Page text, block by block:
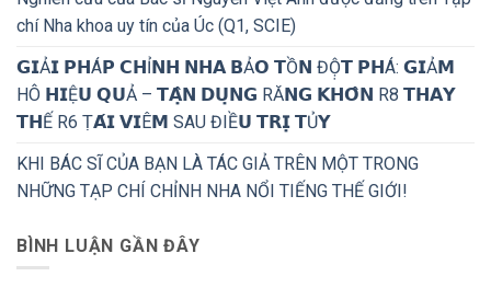
chí Nha khoa uy tín của Úc (Q1, SCIE)
𝗚𝗜Ả𝗜 𝗣𝗛Á𝗣 𝗖𝗛Ỉ𝗡𝗛 𝗡𝗛𝗔 𝗕Ả𝗢 𝗧Ồ𝗡 ĐỘ̣𝗧 𝗣𝗛Á: 𝗚𝗜Ả𝗠
HÔ 𝗛𝗜Ệ𝗨 𝗤𝗨Ả – 𝗧𝗔̣̂𝗡 𝗗𝗨̣𝗡𝗚 RĂ𝗡𝗚 𝗞𝗛𝗢̂𝗡 R8 𝗧𝗛𝗔𝗬
𝗧𝗛Ế R6 Ṭ𝗔́𝗜 𝗩𝗜Ê𝗠 SAU ĐIỀ𝗨 𝗧𝗥𝗜̣ 𝗧Ủ𝗬
KHI BÁC SĨ CỦA BẠN LÀ TÁC GIẢ TRÊN MỘT TRONG
NHỮNG TẠP CHÍ CHỈNH NHA NỔI TIẾNG THẾ GIỚI!
BÌNH LUẬN GẦN ĐÂY